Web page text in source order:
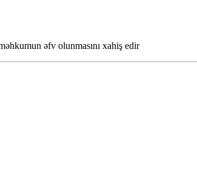
əfv olunmasını xahiş edir